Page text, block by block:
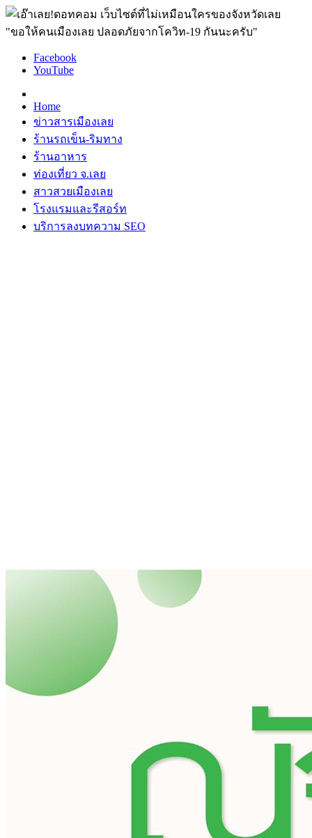
"ขอให้คนเมืองเลย ปลอดภัยจากโควิท-19 กันนะครับ"
Facebook
YouTube
Home
ข่าวสารเมืองเลย
ร้านรถเข็น-ริมทาง
ร้านอาหาร
ท่องเที่ยว จ.เลย
สาวสวยเมืองเลย
โรงแรมและรีสอร์ท
บริการลงบทความ SEO